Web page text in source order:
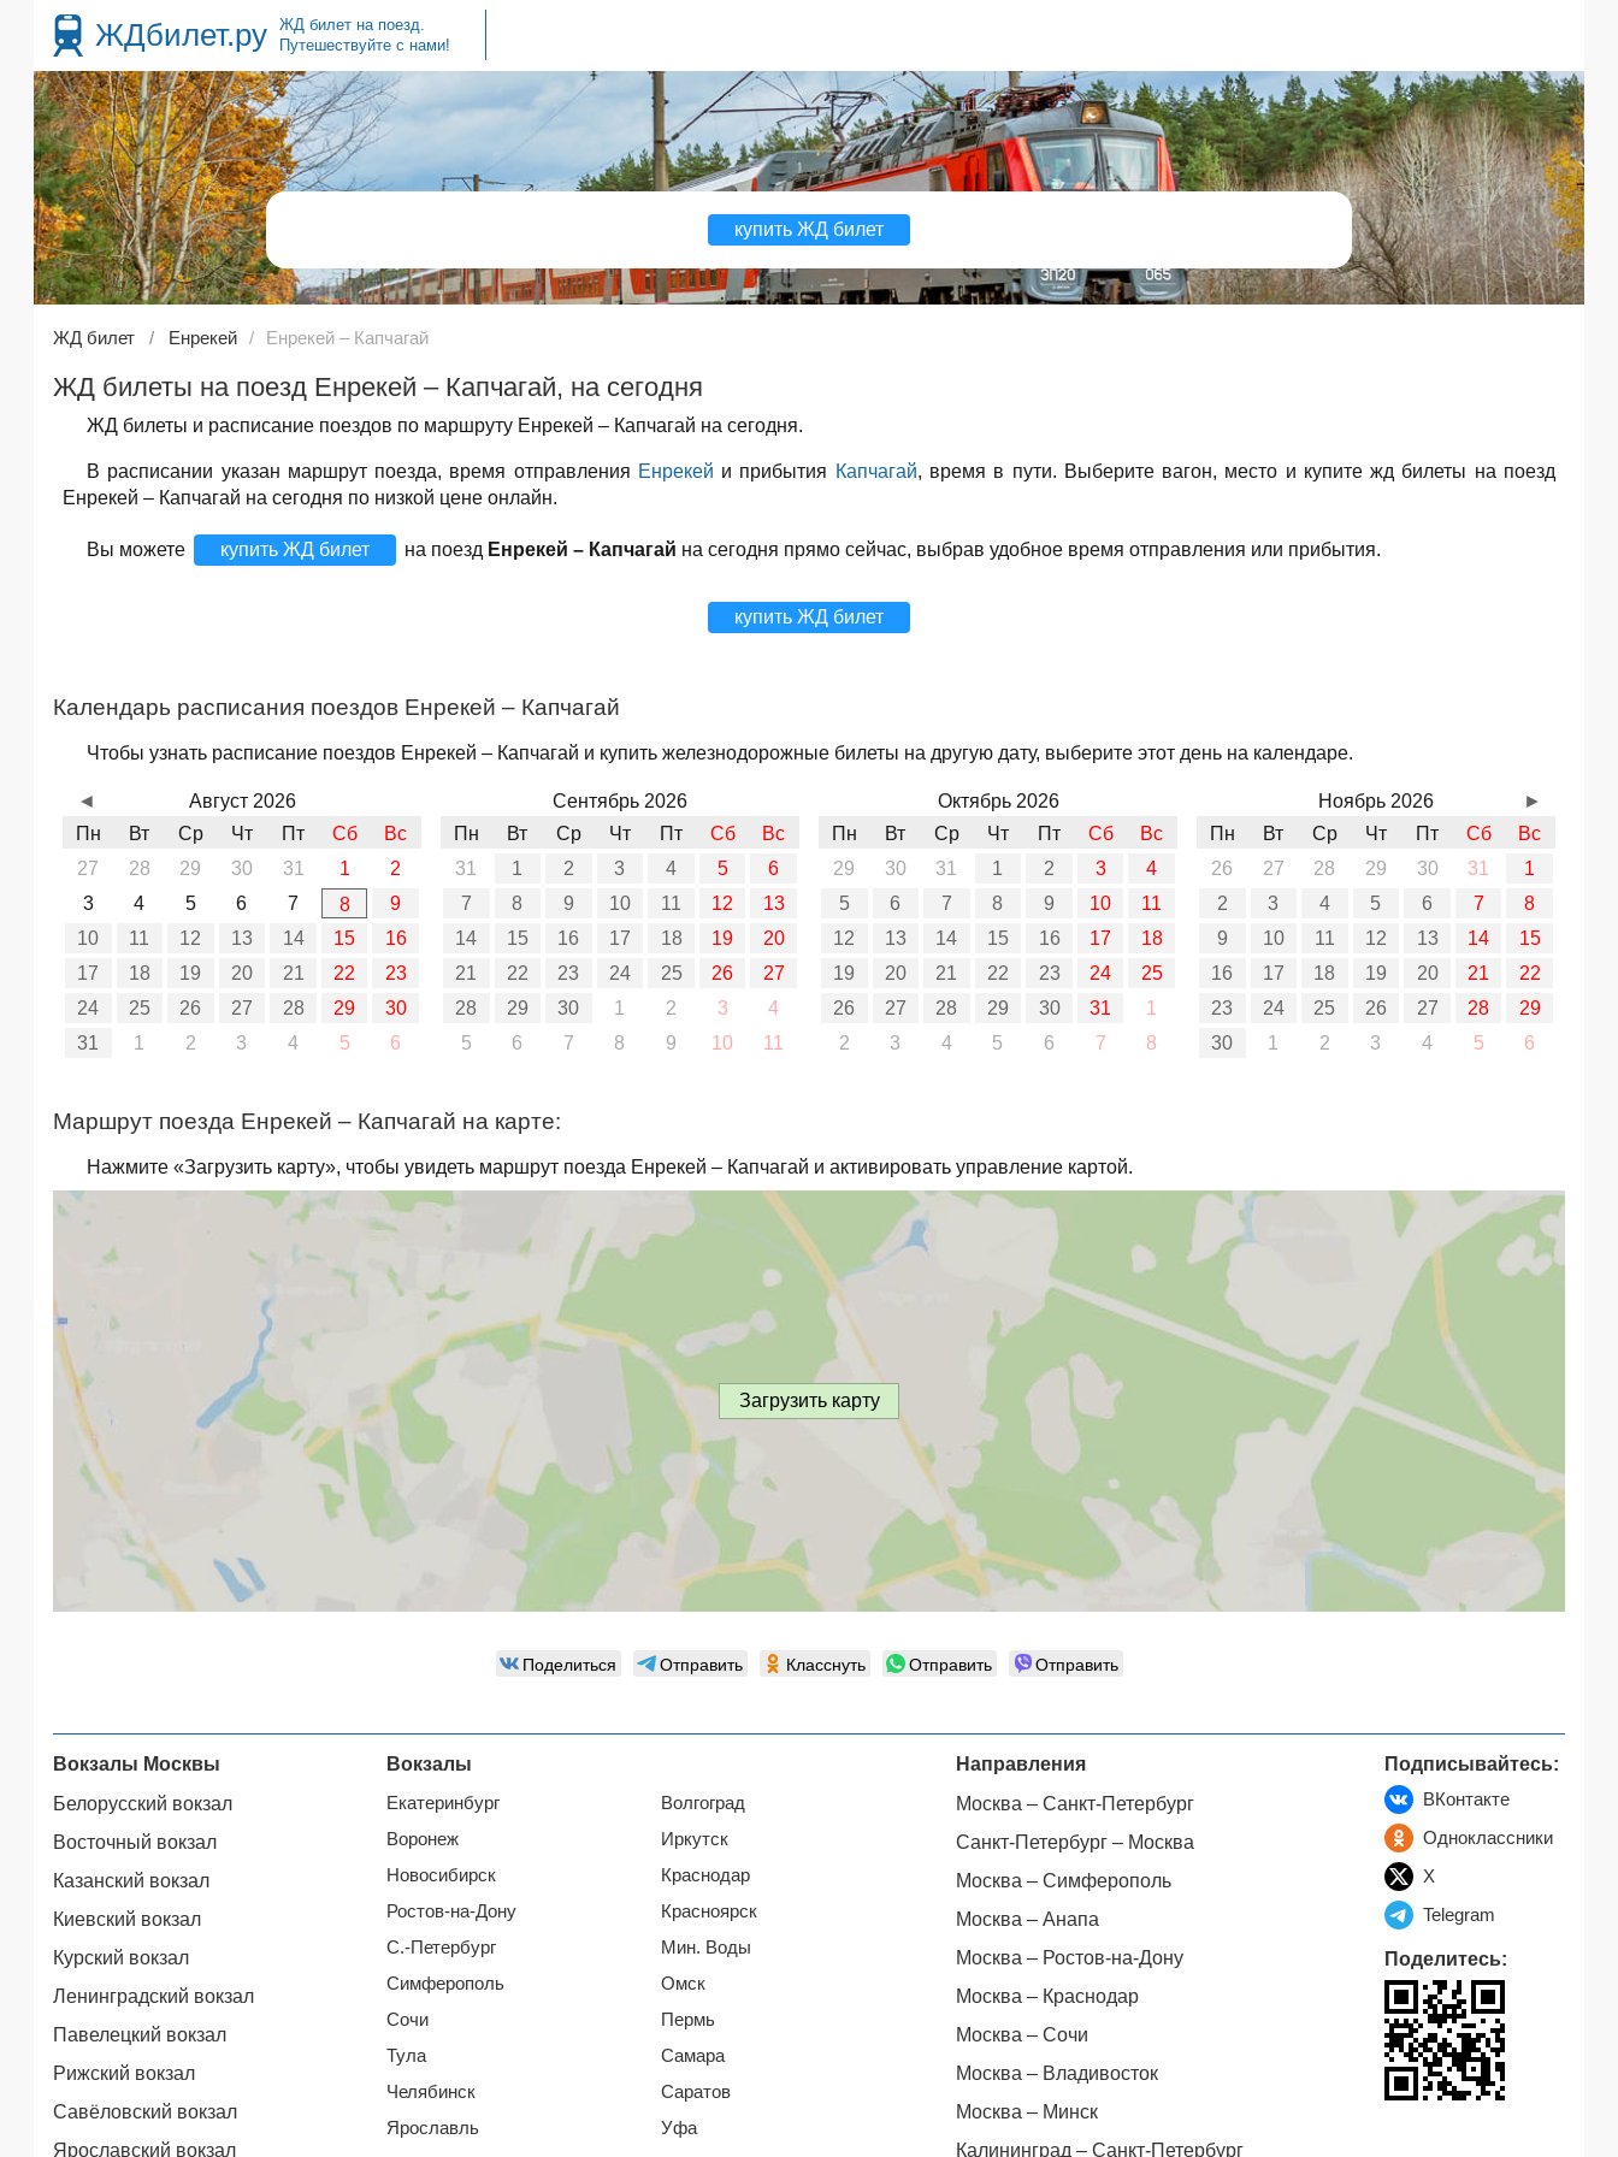
ЖДбилет.ру
ЖД билет на поезд.
Путешествуйте с нами!
купить ЖД билет
ЖД билет Енрекей Енрекей – Капчагай
ЖД билеты на поезд Енрекей – Капчагай, на сегодня
ЖД билеты и расписание поездов по маршруту Енрекей – Капчагай на сегодня.
В расписании указан маршрут поезда, время отправления Енрекей и прибытия Капчагай, время в пути. Выберите вагон, место и купите жд билеты на поезд
Енрекей – Капчагай на сегодня по низкой цене онлайн.
Вы можете купить ЖД билет на поезд Енрекей – Капчагай на сегодня прямо сейчас, выбрав удобное время отправления или прибытия.
купить ЖД билет
Календарь расписания поездов Енрекей – Капчагай
Чтобы узнать расписание поездов Енрекей – Капчагай и купить железнодорожные билеты на другую дату, выберите этот день на календаре.
Август 2026
Пн
Вт Ср Чт Пт Сб
Вс
27
28 29 30 31 1
2
3
4 5 6 7 8
9
10
11 12 13 14 15
16
17
18 19 20 21 22
23
24
25 26 27 28 29
30
31
1 2 3 4 5 6
Сентябрь 2026
Пн
Вт Ср Чт Пт Сб
Вс
31
1 2 3 4 5
6
7
8 9 10 11 12
13
14
15 16 17 18 19
20
21
22 23 24 25 26
27
28
29 30 1 2 3
4
5
6 7 8 9 10 11
Октябрь 2026
Пн
Вт Ср Чт Пт Сб
Вс
29
30 31 1 2 3
4
5
6 7 8 9 10
11
12
13 14 15 16 17
18
19
20 21 22 23 24
25
26
27 28 29 30 31
1
2
3 4 5 6 7 8
Ноябрь 2026
Пн
Вт Ср Чт Пт Сб
Вс
26
27 28 29 30 31
1
2
3 4 5 6 7
8
9
10 11 12 13 14
15
16
17 18 19 20 21
22
23
24 25 26 27 28
29
30
1 2 3 4 5 6
◄ ►
Маршрут поезда Енрекей – Капчагай на карте:
Нажмите «Загрузить карту», чтобы увидеть маршрут поезда Енрекей – Капчагай и активировать управление картой.
Загрузить карту
Поделиться Отправить Класснуть Отправить Отправить
Вокзалы Москвы
Белорусский вокзал
Восточный вокзал
Казанский вокзал
Киевский вокзал
Курский вокзал
Ленинградский вокзал
Павелецкий вокзал
Рижский вокзал
Савёловский вокзал
Ярославский вокзал
Вокзалы
Екатеринбург
Воронеж
Новосибирск
Ростов-на-Дону
С.-Петербург
Симферополь
Сочи
Тула
Челябинск
Ярославль
Волгоград
Иркутск
Краснодар
Красноярск
Мин. Воды
Омск
Пермь
Самара
Саратов
Уфа
Направления
Москва – Санкт-Петербург
Санкт-Петербург – Москва
Москва – Симферополь
Москва – Анапа
Москва – Ростов-на-Дону
Москва – Краснодар
Москва – Сочи
Москва – Владивосток
Москва – Минск
Калининград – Санкт-Петербург
Подписывайтесь:
ВКонтакте
Одноклассники
X
Telegram
Поделитесь: